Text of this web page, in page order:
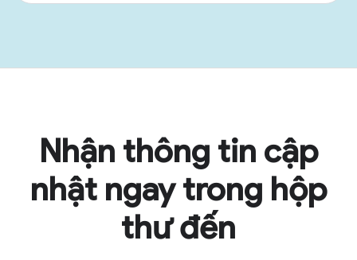
Nhận thông tin cập
nhật ngay trong hộp
thư đến